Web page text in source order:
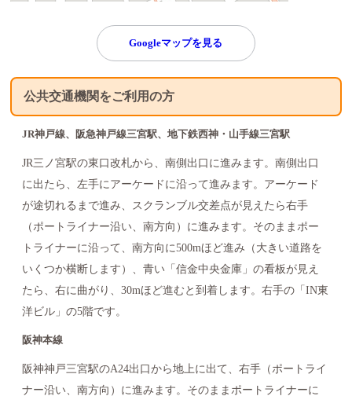
Googleマップを見る
公共交通機関をご利用の方
JR神戸線、阪急神戸線三宮駅、地下鉄西神・山手線三宮駅
JR三ノ宮駅の東口改札から、南側出口に進みます。南側出口
に出たら、左手にアーケードに沿って進みます。アーケード
が途切れるまで進み、スクランブル交差点が見えたら右手
（ポートライナー沿い、南方向）に進みます。そのままポー
トライナーに沿って、南方向に500mほど進み（大きい道路を
いくつか横断します）、青い「信金中央金庫」の看板が見え
たら、右に曲がり、30mほど進むと到着します。右手の「IN東
洋ビル」の5階です。
阪神本線
阪神神戸三宮駅のA24出口から地上に出て、右手（ポートライ
ナー沿い、南方向）に進みます。そのままポートライナーに